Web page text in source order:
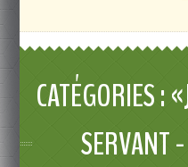
CATÉGORIES :
SERVANT